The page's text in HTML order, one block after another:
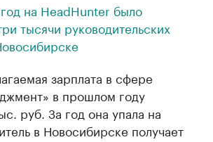
на HeadHunter было
тысячи руководительских
зарплата в сфере
в прошлом году
руб. За год она упала на
в Новосибирске получает